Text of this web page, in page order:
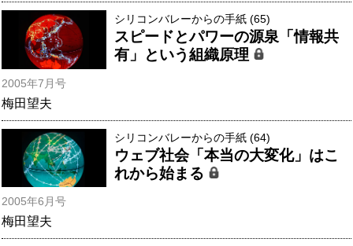
シリコンバレーからの手紙 (65)
スピードとパワーの源泉「情報共
有」という組織原理
2005年7月号
梅田望夫
シリコンバレーからの手紙 (64)
ウェブ社会「本当の大変化」はこ
れから始まる
2005年6月号
梅田望夫